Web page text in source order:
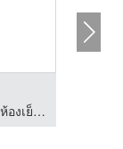
ผู้ผลิตและจำหน่าย ม่านกันแมลง ม่านห้องเย็น ม่านอุตสาหกรรม